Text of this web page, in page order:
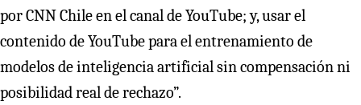
por CNN Chile en el canal de YouTube; y, usar el
contenido de YouTube para el entrenamiento de
modelos de inteligencia artificial sin compensación ni
posibilidad real de rechazo”.